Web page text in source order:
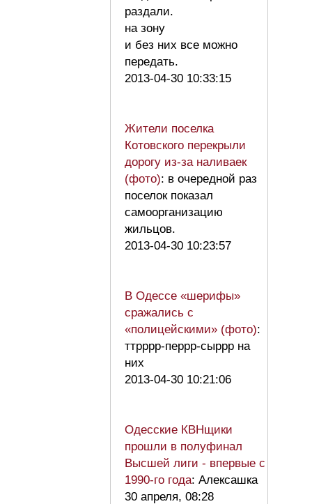
раздали.
на зону
и без них все можно
передать.
2013-04-30 10:33:15
Жители поселка
Котовского перекрыли
дорогу из-за наливаек
(фото): в очередной раз
поселок показал
самоорганизацию
жильцов.
2013-04-30 10:23:57
В Одессе «шерифы»
сражались с
«полицейскими» (фото):
ттрррр-перрр-сыррр на
них
2013-04-30 10:21:06
Одесские КВНщики
прошли в полуфинал
Высшей лиги - впервые с
1990-го года: Алексашка
30 апреля, 08:28